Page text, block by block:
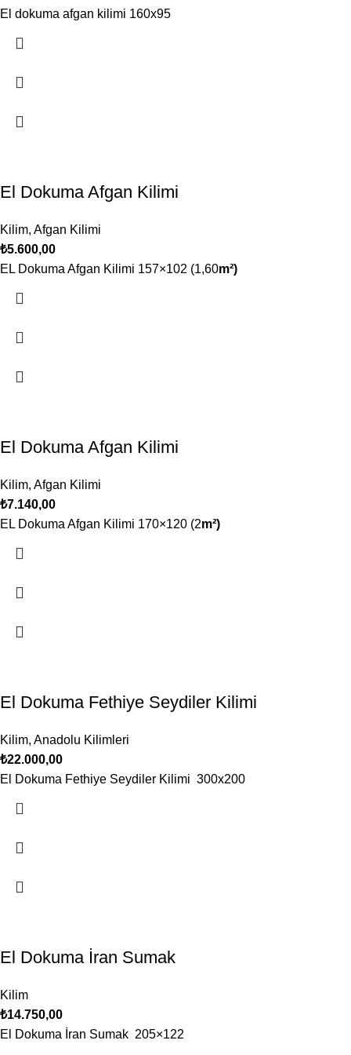
El dokuma afgan kilimi 160x95
El Dokuma Afgan Kilimi
Kilim, Afgan Kilimi
₺5.600,00
EL Dokuma Afgan Kilimi 157×102 (1,60m²)
El Dokuma Afgan Kilimi
Kilim, Afgan Kilimi
₺7.140,00
EL Dokuma Afgan Kilimi 170×120 (2m²)
El Dokuma Fethiye Seydiler Kilimi
Kilim, Anadolu Kilimleri
₺22.000,00
El Dokuma Fethiye Seydiler Kilimi 300x200
El Dokuma İran Sumak
Kilim
₺14.750,00
El Dokuma İran Sumak 205×122